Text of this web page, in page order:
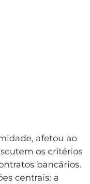
afetou ao
os critérios
bancários.
centrais: a